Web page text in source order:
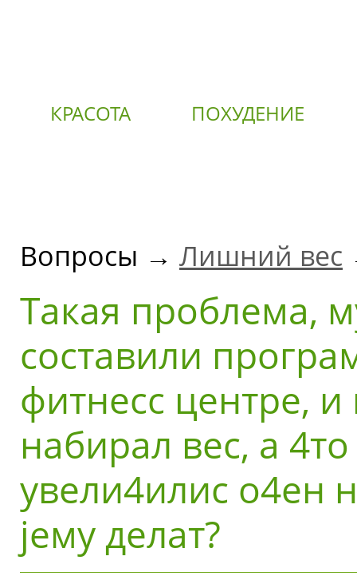
КРАСОТА ПОХУДЕНИЕ
Вопросы → Лишний вес
Такая пpоблема,
составили
фитнесс центpе, и
набиpал вес, а
увели4илис о4ен
jему делат?